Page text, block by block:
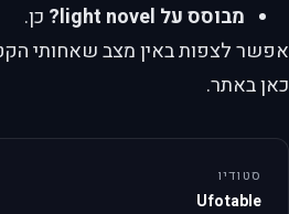
מבוסס על light novel?
כן.
אפשר לצפות באין מצב שאחותי
כאן באתר.
סטודיו
Ufotable